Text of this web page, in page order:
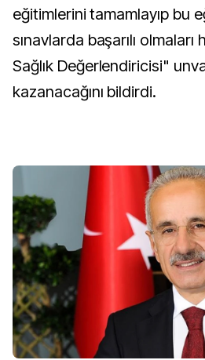
eğitimlerini tamamlayıp bu
sınavlarda başarılı olmaları
Sağlık Değerlendiricisi"
kazanacağını bildirdi.